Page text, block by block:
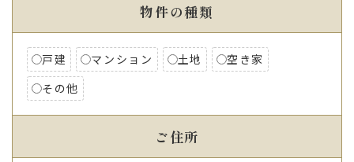
物件の種類
戸建 マンション 土地
空き家
その他
ご住所